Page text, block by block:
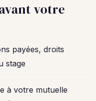
votre
payées, droits
stage
à votre mutuelle